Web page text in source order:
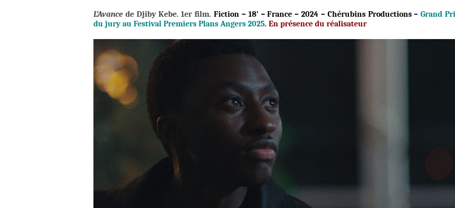
L’Avance de Djiby Kebe. 1er film. Fiction – 18’ – France – 2024 – Chérubins Productions–Grand
du jury au Festival Premiers Plans Angers 2025. En présence du réalisateur